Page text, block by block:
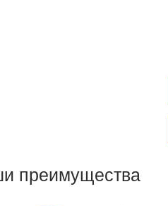
преимущества